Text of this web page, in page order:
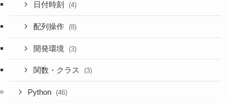
日付時刻 (4)
配列操作 (8)
開発環境 (3)
関数・クラス (3)
Python (46)